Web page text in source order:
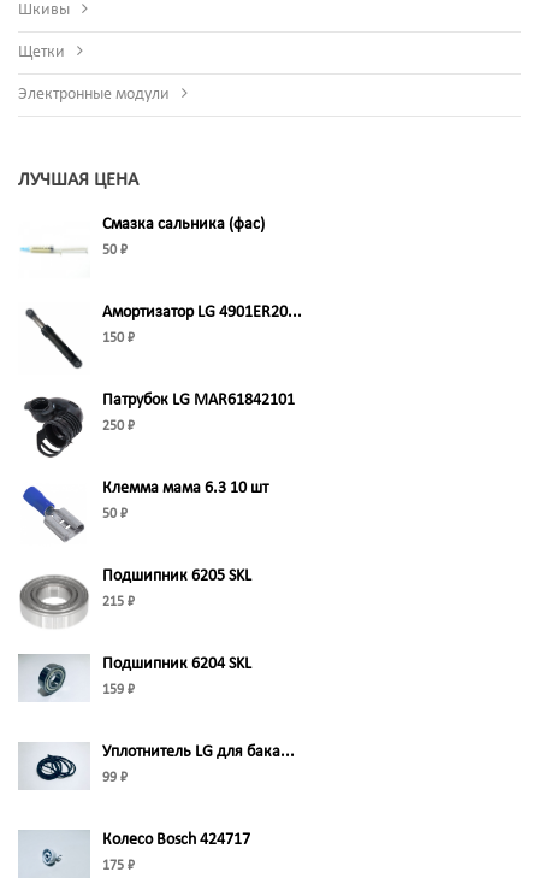
Шкивы
Щетки
Электронные модули
ЛУЧШАЯ ЦЕНА
Смазка сальника (фас)
50 ₽
Амортизатор LG 4901ER20...
150 ₽
Патрубок LG MAR61842101
250 ₽
Клемма мама 6.3 10 шт
50 ₽
Подшипник 6205 SKL
215 ₽
Подшипник 6204 SKL
159 ₽
Уплотнитель LG для бака...
99 ₽
Колесо Bosch 424717
175 ₽